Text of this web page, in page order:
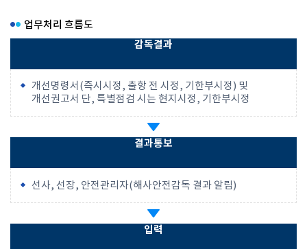
업무처리 흐름도
감독결과
개선명령서(즉시시정, 출항 전 시정, 기한부시정) 및
개선권고서 단, 특별점검 시는 현지시정, 기한부시정
결과통보
선사, 선장, 안전관리자(해사안전감독 결과 알림)
입력